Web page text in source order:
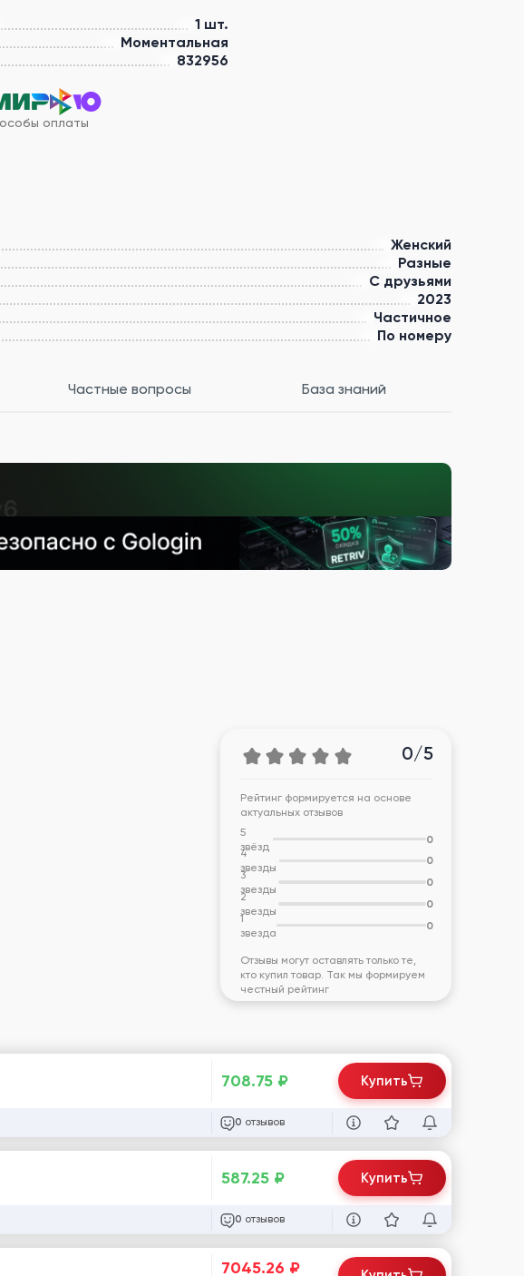
1 шт.
Моментальная
832956
оплаты
Женский
Разные
С друзьями
2023
Частичное
По номеру
Частные вопросы База знаний
0/5
Рейтинг формируется на основе
актуальных отзывов
5
звёзд
0
4
звезды
0
3
звезды
0
2
звезды
0
1
звезда
0
Отзывы могут оставлять только те,
кто купил товар. Так мы формируем
честный рейтинг
708.75 ₽
0 отзывов
Купить
587.25 ₽
0 отзывов
Купить
7045.26 ₽